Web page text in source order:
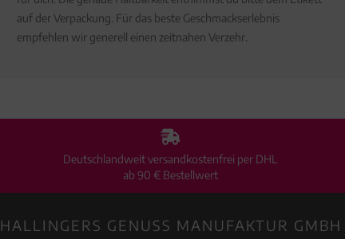
auf der Verpackung. Für das beste Geschmackserlebnis
empfehlen wir generell einen zeitnahen Verzehr.
Deutschlandweit versandkostenfrei per DHL
ab 90 € Bestellwert
HALLINGERS GENUSS MANUFAKTUR GMBH